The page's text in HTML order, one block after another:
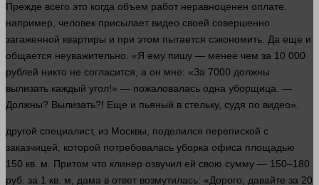
Прежде всего это когда объем работ неравноценен оплате.
например
человек присылает видео своей совершенно
загаженной квартиры и при этом пытается сэкономить. Да еще и
общается неуважительно. «Я ему пишу — менее чем за 10 000
рублей никто не согласится, а он мне: «За 7000 должны
вылизать каждый угол!» — пожаловалась одна уборщица. —
Должны? Вылизать?! Еще и пьяный в стельку, судя по видео».
другой специалист, из Москвы, поделился перепиской с
заказчицей, которой потребовалась уборка офиса площадью
150 кв. м. Притом что клинер озвучил ей свою сумму — 150–180
руб. за 1 кв. м, дама в ответ возмутилась: «Дорого, давайте за 20